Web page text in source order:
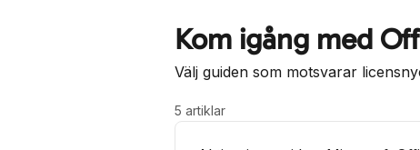
Kom igång med
Välj guiden som motsvarar
5 artiklar